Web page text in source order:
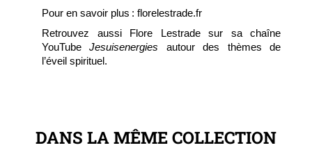
Pour en savoir plus : florelestrade.fr
Retrouvez aussi Flore Lestrade sur sa chaîne
YouTubeJesuisenergies autour des thèmes de
l’éveil spirituel.
DANS LA MÊME COLLECTION